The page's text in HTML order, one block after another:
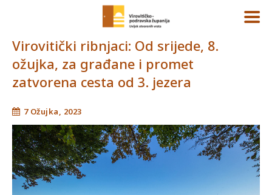
Virovitički ribnjaci: Od srijede, 8.
ožujka, za građane i promet
zatvorena cesta od 3. jezera
7 Ožujka, 2023